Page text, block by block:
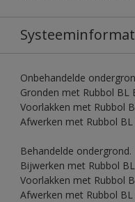
Onbehandelde
Gronden met Rubbol BL
Voorlakken met Rubbol
Afwerken met Rubbol BL
Behandelde ondergrond.
Bijwerken met Rubbol
Voorlakken met Rubbol
Afwerken met Rubbol BL